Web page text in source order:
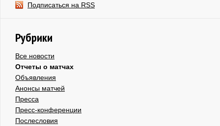
Подписаться на RSS
Рубрики
Все новости
Отчеты о матчах
Объявления
Анонсы матчей
Пресса
Пресс-конференции
Послесловия